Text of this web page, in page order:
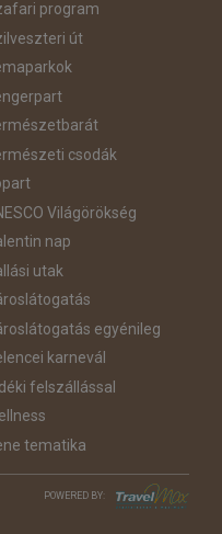
program
út
csodák
Világörökség
nap
utak
egyénileg
karnevál
felszállással
tematika
POWERED BY: